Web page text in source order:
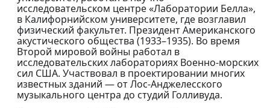
исследовательском центре «Лаборатории Белла»,
в Калифорнийском университете, где возглавил
физический факультет. Президент Американского
акустического общества (1933–1935). Во время
Второй мировой войны работал в
исследовательских лабораториях Военно-морских
сил США. Участвовал в проектировании многих
известных зданий — от Лос-Анджелесского
музыкального центра до студий Голливуда.